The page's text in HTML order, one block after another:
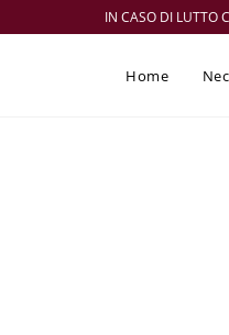
IN CASO DI LUTTO
Home